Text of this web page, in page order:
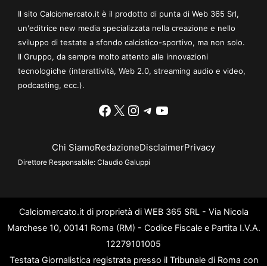
Il sito Calciomercato.it è il prodotto di punta di Web 365 Srl,
un'editrice new media specializzata nella creazione e nello
sviluppo di testate a sfondo calcistico-sportivo, ma non solo.
Il Gruppo, da sempre molto attento alle innovazioni
tecnologiche (interattività, Web 2.0, streaming audio e video,
podcasting, ecc.).
Facebook
X Instagram
Telegram
YouTube
Chi SiamoRedazioneDisclaimerPrivacy
Direttore Responsabile: Claudio Galuppi
Calciomercato.it di proprietà di WEB 365 SRL - Via Nicola
Marchese 10, 00141 Roma (RM) - Codice Fiscale e Partita I.V.A.
12279101005
Testata Giornalistica registrata presso il Tribunale di Roma con